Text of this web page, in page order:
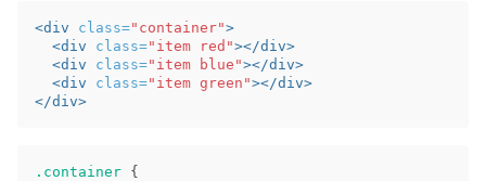
<div class="container">
<div
class="item red"></div>
<div
class="item blue"></div>
<div
class="item green"></div>
</div>
.container {